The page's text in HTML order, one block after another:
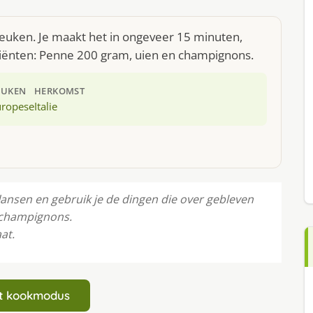
Je maakt het in ongeveer 15 minuten,
Penne 200 gram, uien en champignons.
HERKOMST
Italie
en gebruik je de dingen die over gebleven
kookmodus